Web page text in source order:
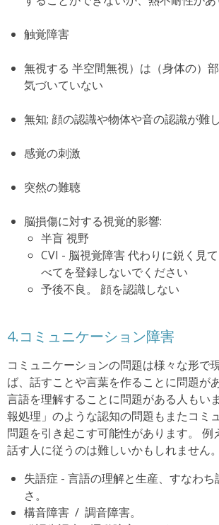
触覚障害
無視する 半空間無視）は（身体の）部
気づいていない
無知; 顔の認識や物体や音の認識が難
感覚の刺激
突然の難聴
脳損傷に対する視覚的影響:
半盲視野
CVI - 脳視覚障害代わりに鋭く見
べてを登録しないでください
予後不良。
顔を認識しない
4.コミュニケーション障害
コミュニケーションの問題は様々な形で
ば、話すことや言葉を作ることに問題が
言語を理解することに問題がある人もいま
報処理」のような認知の問題もまたコミ
問題を引き起こす可能性があります。
例
話す人に従うのは難しいかもしれません。
失語症 - 言語の理解と生産、すなわち
さ。
構音障害 / 調音障害。